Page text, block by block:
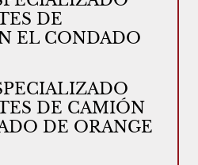
DE
EL CONDADO
DE CAMIÓN
DE ORANGE